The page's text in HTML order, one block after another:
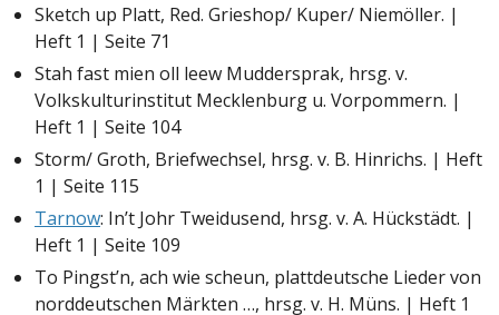
Sketch up Platt, Red. Grieshop/ Kuper/ Niemöller. |
Heft 1 | Seite 71
Stah fast mien oll leew Muddersprak, hrsg. v.
Volkskulturinstitut Mecklenburg u. Vorpommern. |
Heft 1 | Seite 104
Storm/ Groth, Briefwechsel, hrsg. v. B. Hinrichs. | Heft
1 | Seite 115
Tarnow: In’t Johr Tweidusend, hrsg. v. A. Hückstädt. |
Heft 1 | Seite 109
To Pingst’n, ach wie scheun, plattdeutsche Lieder von
norddeutschen Märkten …, hrsg. v. H. Müns. | Heft 1